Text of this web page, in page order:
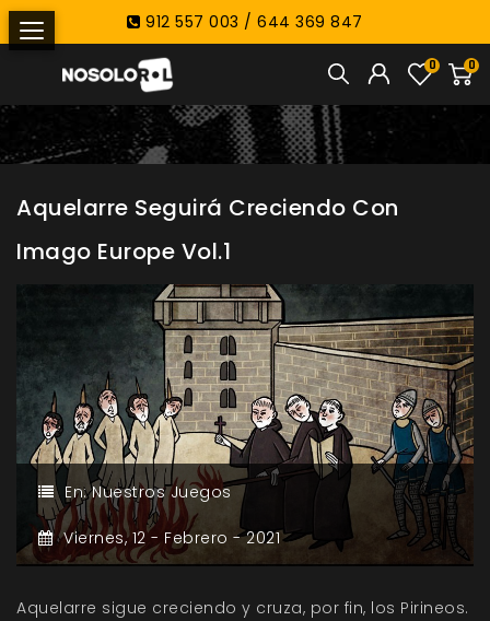
912 557 003 / 644 369 847
0
0
Aquelarre Seguirá Creciendo Con
Imago Europe Vol.1
En:Nuestros Juegos
Viernes,12 - Febrero -2021
Aquelarre sigue creciendo y cruza, por fin, los Pirineos.